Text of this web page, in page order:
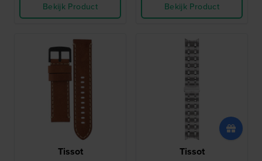
Bekijk Product
Bekijk Product
Tissot Tissot